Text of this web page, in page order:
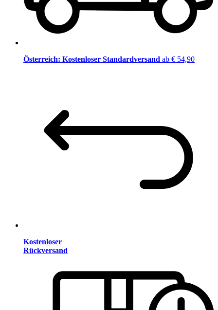
Österreich: Kostenloser Standardversand ab € 54,90
Kostenloser
Rückversand